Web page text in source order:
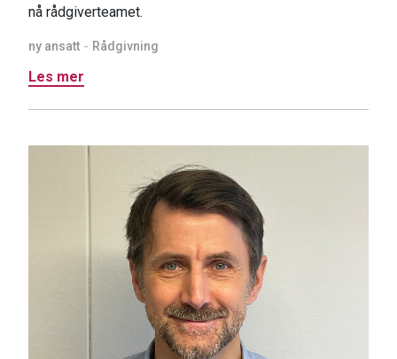
nå rådgiverteamet.
ny ansatt Rådgivning
Les mer